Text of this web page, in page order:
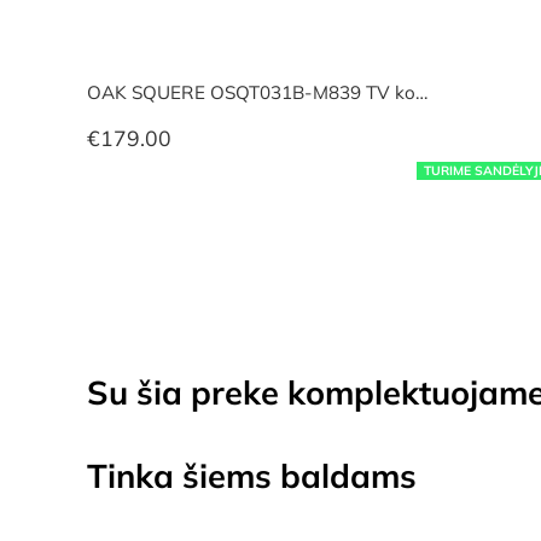
TURIME
OAK SQUERE OSQT031B-M839 TV ko…
€179.00
Su šia preke
Tinka šiems baldams